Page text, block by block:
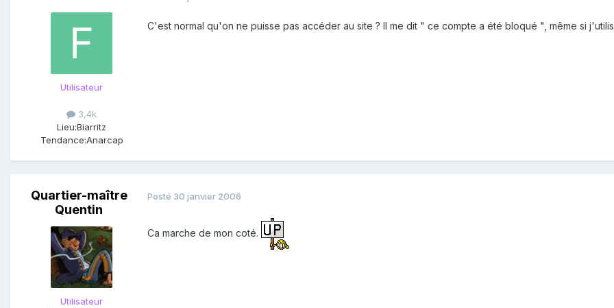
Utilisateur
3,4k
Lieu:Biarritz
Tendance:Anarcap
C'est normal qu'on ne puisse pas accéder au site ? Il me dit " ce compte a été bloqué ", même si
Quartier-maître
Quentin
Utilisateur
Posté 30 janvier 2006
Ca marche de mon coté.